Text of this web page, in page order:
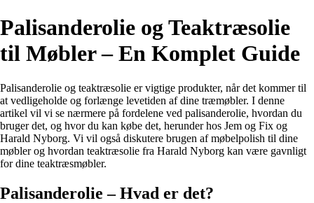
Palisanderolie og Teaktræsolie
til Møbler – En Komplet Guide
Palisanderolie og teaktræsolie er vigtige produkter, når det kommer til
at vedligeholde og forlænge levetiden af dine træmøbler. I denne
artikel vil vi se nærmere på fordelene ved palisanderolie, hvordan du
bruger det, og hvor du kan købe det, herunder hos Jem og Fix og
Harald Nyborg. Vi vil også diskutere brugen af møbelpolish til dine
møbler og hvordan teaktræsolie fra Harald Nyborg kan være gavnligt
for dine teaktræsmøbler.
Palisanderolie – Hvad er det?